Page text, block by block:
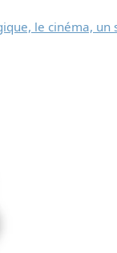
le cinéma, un